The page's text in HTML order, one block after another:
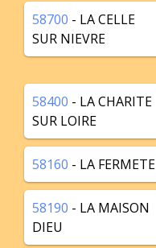
58700 - LA CELLE
SUR NIEVRE
58400 - LA CHARITE
SUR LOIRE
58160 - LA FERMETE
58190 - LA MAISON
DIEU